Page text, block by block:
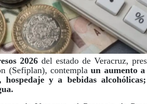
2026 del estado de Veracruz,
(Sefiplan), contemplaun aumento a
y a bebidas